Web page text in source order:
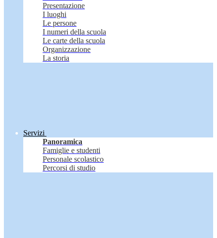
Presentazione
I luoghi
Le persone
I numeri della scuola
Le carte della scuola
Organizzazione
La storia
Servizi
Panoramica
Famiglie e studenti
Personale scolastico
Percorsi di studio